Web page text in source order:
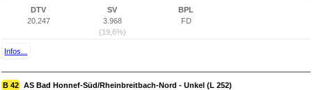
DTV
20.247
SV
3.968
(19,6%)
BPL
FD
Infos...
B 42 AS Bad Honnef-Süd/Rheinbreitbach-Nord - Unkel (L 252)